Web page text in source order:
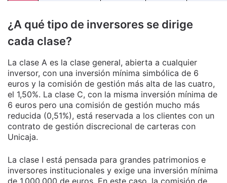
¿A qué tipo de inversores se dirige
cada clase?
La clase A es la clase general, abierta a cualquier
inversor, con una inversión mínima simbólica de 6
euros y la comisión de gestión más alta de las cuatro,
el 1,50%. La clase C, con la misma inversión mínima de
6 euros pero una comisión de gestión mucho más
reducida (0,51%), está reservada a los clientes con un
contrato de gestión discrecional de carteras con
Unicaja.
La clase I está pensada para grandes patrimonios e
inversores institucionales y exige una inversión mínima